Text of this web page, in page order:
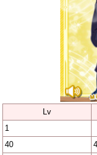
Lv
1
40